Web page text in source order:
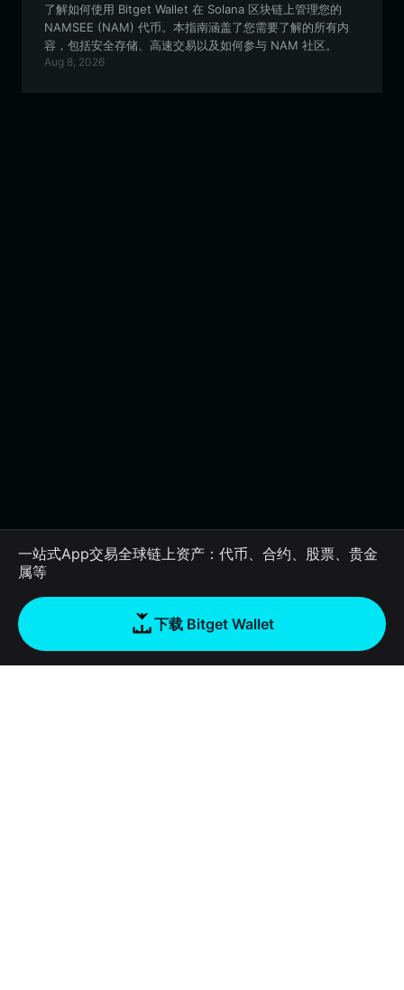
了解如何使用 Bitget Wallet 在 Solana 区块链上管理您的
NAMSEE (NAM) 代币。本指南涵盖了您需要了解的所有内
容，包括安全存储、高速交易以及如何参与 NAM 社区。
Aug 8, 2026
一站式App交易全球链上资产：代币、合约、股票、贵金
属等
下载 Bitget Wallet